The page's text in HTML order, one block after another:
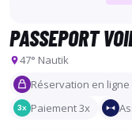
PASSEPORT
47° Nautik
Réservation en ligne
3x Paiement 3x